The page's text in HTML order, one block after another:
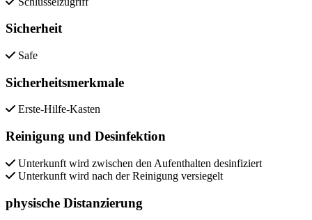
Sicherheit
Safe
Sicherheitsmerkmale
Erste-Hilfe-Kasten
Reinigung und Desinfektion
Unterkunft wird zwischen den Aufenthalten desinfiziert
Unterkunft wird nach der Reinigung versiegelt
physische Distanzierung